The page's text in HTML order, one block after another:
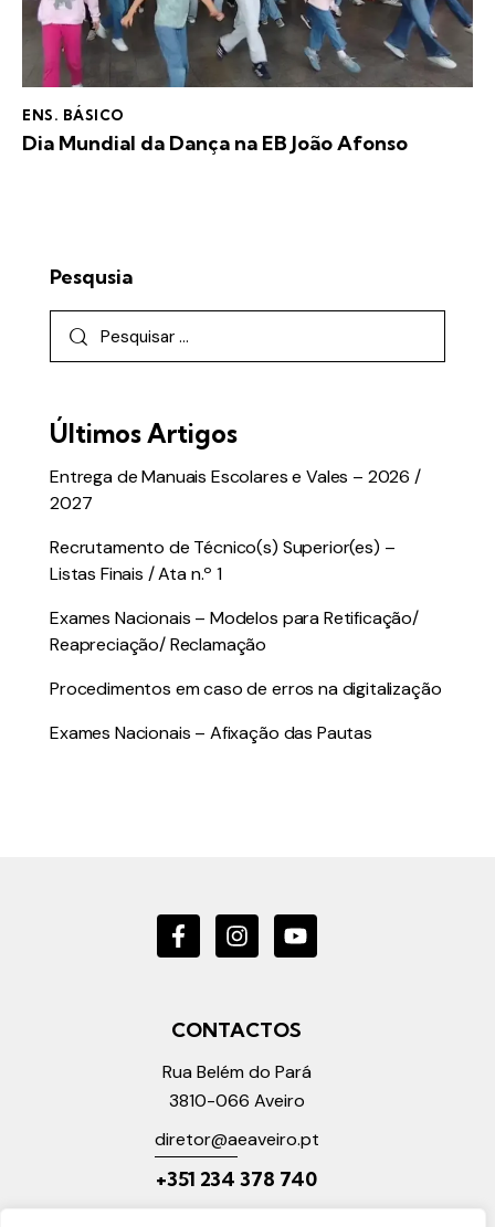
ENS. BÁSICO
Dia Mundial da Dança na EB João Afonso
Pesqusia
Últimos Artigos
Entrega de Manuais Escolares e Vales – 2026 /
2027
Recrutamento de Técnico(s) Superior(es) –
Listas Finais / Ata n.º 1
Exames Nacionais – Modelos para Retificação/
Reapreciação/ Reclamação
Procedimentos em caso de erros na digitalização
Exames Nacionais – Afixação das Pautas
CONTACTOS
Rua Belém do Pará
3810-066 Aveiro
diretor@aeaveiro.pt
+351 234 378 740